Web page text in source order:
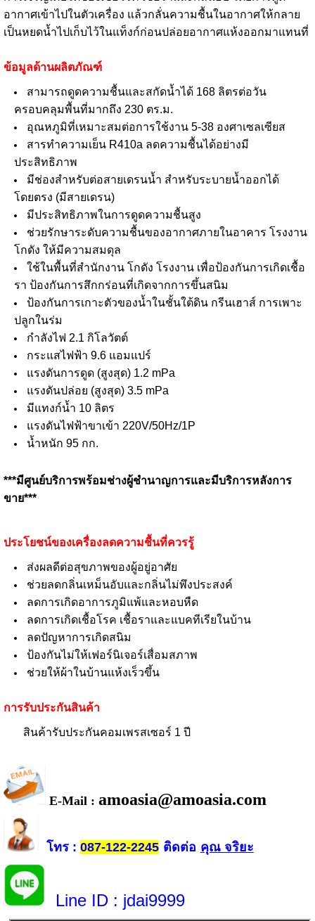
อากาศเข้าไปในตัวเครื่อง แล้วกลั่นความชื้นในอากาศให้กลาย
เป็นหยดน้ำไปเก็บไว้ในแท็งก์ก่อนปล่อยอากาศแห้งออกมาแทนที่
ข้อมูลด้านผลิตภัณฑ์
สามารถดูดความชื้นและสกัดน้ำได้ 168 ลิตรต่อวัน
ครอบคลุมพื้นที่มากถึง 230 ตร.ม.
อุณหภูมิที่เหมาะสมต่อการใช้งาน 5-38 องศาเซลเซียส
สารทำความเย็น R410a ลดความชื้นได้อย่างมี
ประสิทธิภาพ
มีช่องสำหรับต่อสายเดรนน้ำ สำหรับระบายน้ำออกได้
โดยตรง (มีสายเดรน)
มีประสิทธิภาพในการดูดความชื้นสูง
ช่วยรักษาระดับความชื้นของอากาศภายในอาคาร โรงงาน
โกดัง ให้มีความสมดุล
ใช้ในพื้นที่สำนักงาน โกดัง โรงงาน เพื่อป้องกันการเกิดเชื้อ
รา ป้องกันการสึกกร่อนที่เกิดจากการขึ้นสนิม
ป้องกันการเกาะตัวของน้ำในชั้นใต้ดิน กรีนเฮาส์ การเพาะ
ปลูกในร่ม
กำลังไฟ 2.1 กิโลวัตต์
กระแสไฟฟ้า 9.6 แอมแปร์
แรงดันการดูด (สูงสุด) 1.2 mPa
แรงดันปล่อย (สูงสุด) 3.5 mPa
มีแทงก์น้ำ 10 ลิตร
แรงดันไฟฟ้าขาเข้า 220V/50Hz/1P
น้ำหนัก 95 กก.
***มีศูนย์บริการพร้อมช่างผู้ชำนาญการและมีบริการหลังการ
ขาย***
ประโยชน์ของเครื่องลดความชื้นที่ควรรู้
ส่งผลดีต่อสุขภาพของผู้อยู่อาศัย
ช่วยลดกลิ่นเหม็นอับและกลิ่นไม่พึงประสงค์
ลดการเกิดอาการภูมิแพ้และหอบหืด
ลดการเกิดเชื้อโรค เชื้อราและแบคทีเรียในบ้าน
ลดปัญหาการเกิดสนิม
ป้องกันไม่ให้เฟอร์นิเจอร์เสื่อมสภาพ
ช่วยให้ผ้าในบ้านแห้งเร็วขึ้น
การรับประกันสินค้า
สินค้ารับประกันคอมเพรสเซอร์ 1 ปี
E-Mail : amoasia@amoasia.com
โทร: 087-122-2245ติดต่อ คุณ จริยะ
Line ID : jdai9999